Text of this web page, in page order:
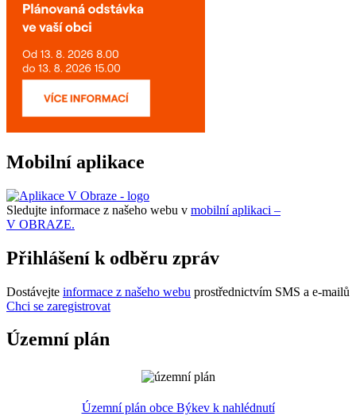
Mobilní aplikace
Sledujte informace z našeho webu v mobilní aplikaci –
V OBRAZE.
Přihlášení k odběru zpráv
Dostávejte informace z našeho webu prostřednictvím SMS a e-mailů
Chci se zaregistrovat
Územní plán
Územní plán obce Býkev k nahlédnutí